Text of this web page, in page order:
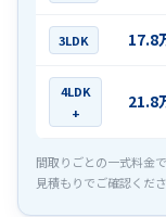
3LDK 17.8
4LDK
+
21.8
間取りごとの一式料金
見積もりでご確認くださ